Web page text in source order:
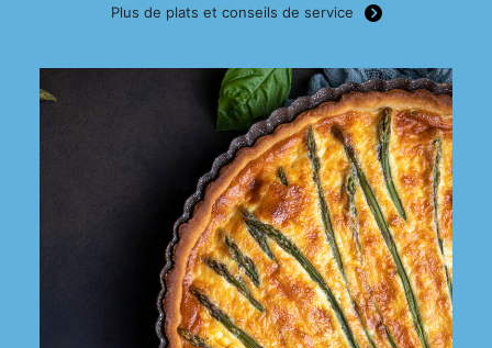
Plus de plats et conseils de service